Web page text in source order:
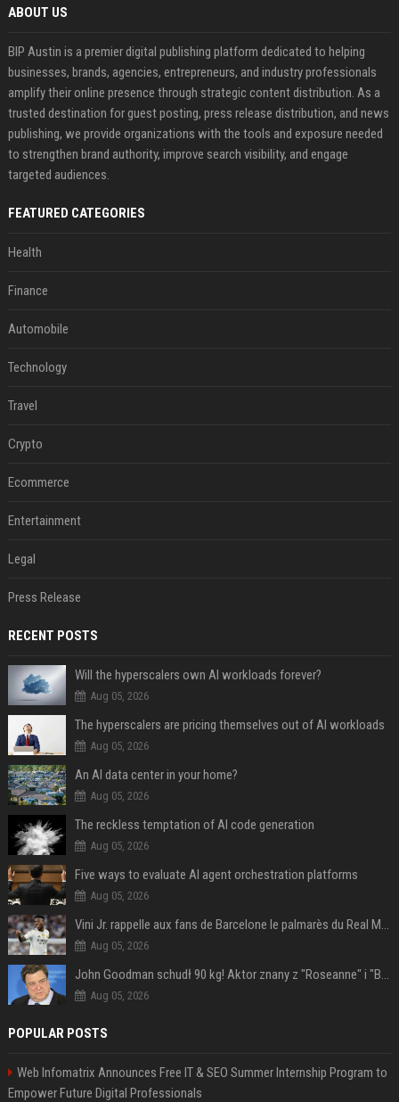
ABOUT US
BIP Austin is a premier digital publishing platform dedicated to helping
businesses, brands, agencies, entrepreneurs, and industry professionals
amplify their online presence through strategic content distribution. As a
trusted destination for guest posting, press release distribution, and news
publishing, we provide organizations with the tools and exposure needed
to strengthen brand authority, improve search visibility, and engage
targeted audiences.
FEATURED CATEGORIES
Health
Finance
Automobile
Technology
Travel
Crypto
Ecommerce
Entertainment
Legal
Press Release
RECENT POSTS
Will the hyperscalers own AI workloads forever?
Aug 05, 2026
The hyperscalers are pricing themselves out of AI workloads
Aug 05, 2026
An AI data center in your home?
Aug 05, 2026
The reckless temptation of AI code generation
Aug 05, 2026
Five ways to evaluate AI agent orchestration platforms
Aug 05, 2026
Vini Jr. rappelle aux fans de Barcelone le palmarès du Real Madrid en Ligue des champions
Aug 05, 2026
John Goodman schudł 90 kg! Aktor znany z "Roseanne" i "Big Lebowski" bardzo się zmienił
Aug 05, 2026
POPULAR POSTS
Web Infomatrix Announces Free IT & SEO Summer Internship Program to
Empower Future Digital Professionals